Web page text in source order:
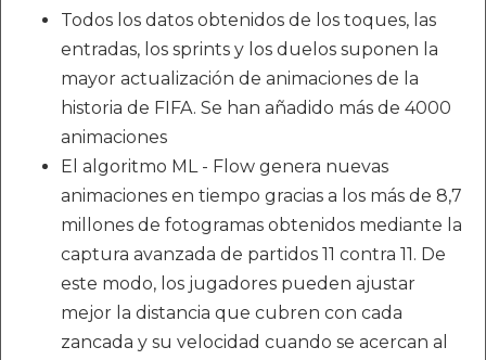
Todos los datos obtenidos de los toques, las
entradas, los sprints y los duelos suponen la
mayor actualización de animaciones de la
historia de FIFA. Se han añadido más de 4000
animaciones
El algoritmo ML - Flow genera nuevas
animaciones en tiempo gracias a los más de 8,7
millones de fotogramas obtenidos mediante la
captura avanzada de partidos 11 contra 11. De
este modo, los jugadores pueden ajustar
mejor la distancia que cubren con cada
zancada y su velocidad cuando se acercan al